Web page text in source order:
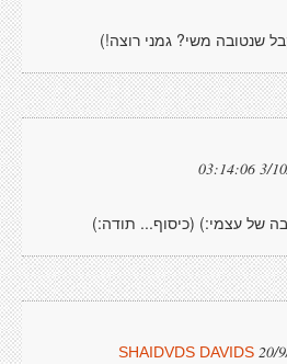
שנטובה משי? גמני רוצה!)
3/10/
של עצמי:) (כיסוף... תודה:)
SHAIDVDS DAVIDS 20/